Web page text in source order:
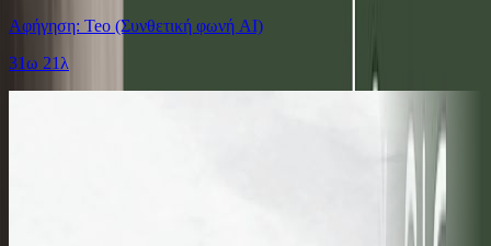
Αφήγηση: Teo (Συνθετική φωνή AI)
31ω 21λ